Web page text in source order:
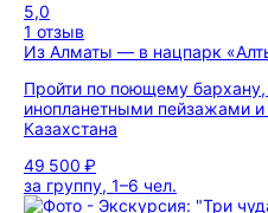
5,0
1 отзыв
Из Алматы — в нацпарк
Пройти по поющему бархану,
инопланетными пейзажами
Казахстана
49 500 ₽
за группу, 1–6 чел.